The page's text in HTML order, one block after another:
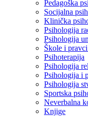
Pedagoška
Socijalna
Klinička
Psihologija
Psihologija
Škole i
Psihoterapija
Psihologija
Psihologija i
Psihologija
Sportska
Neverbalna
Knjige